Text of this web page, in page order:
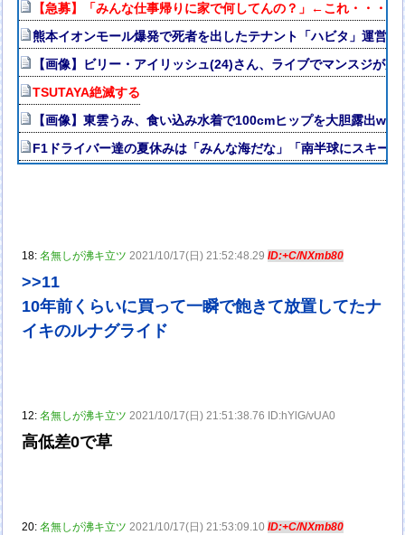
【急募】「みんな仕事帰りに家で何してんの？」←これ・・・・
熊本イオンモール爆発で死者を出したテナント「ハビタ」運営
【画像】ビリー・アイリッシュ(24)さん、ライブでマンスジが見
TSUTAYA絶滅する
【画像】東雲うみ、食い込み水着で100cmヒップを大胆露出
F1ドライバー達の夏休みは「みんな海だな」「南半球にスキー
18:名無しが沸キ立ツ 2021/10/17(日) 21:52:48.29ID:+C/NXmb80
>>11
10年前くらいに買って一瞬で飽きて放置してたナ
イキのルナグライド
12:名無しが沸キ立ツ 2021/10/17(日) 21:51:38.76 ID:hYlG/vUA0
高低差0で草
20:名無しが沸キ立ツ 2021/10/17(日) 21:53:09.10ID:+C/NXmb80